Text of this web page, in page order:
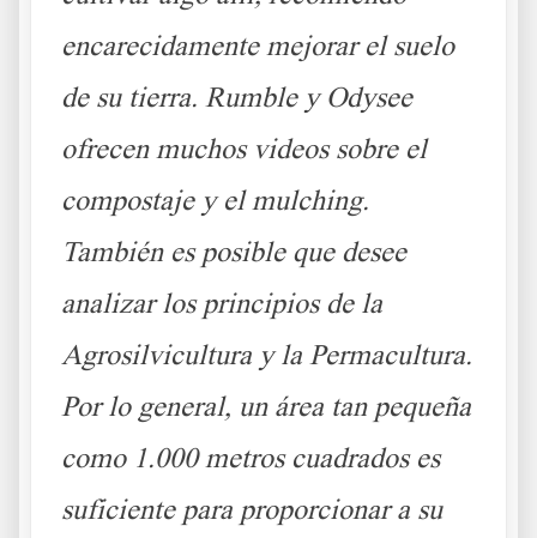
encarecidamente mejorar el suelo
de su tierra. Rumble y Odysee
ofrecen muchos videos sobre el
compostaje y el mulching.
También es posible que desee
analizar los principios de la
Agrosilvicultura y la Permacultura.
Por lo general, un área tan pequeña
como 1.000 metros cuadrados es
suficiente para proporcionar a su